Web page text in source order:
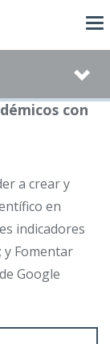
con
a crear y
en
indicadores
y Fomentar
Google